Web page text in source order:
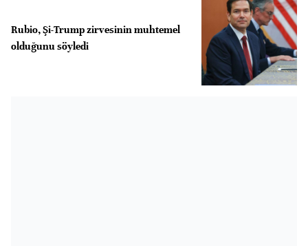
Rubio, Şi-Trump zirvesinin muhtemel
olduğunu söyledi